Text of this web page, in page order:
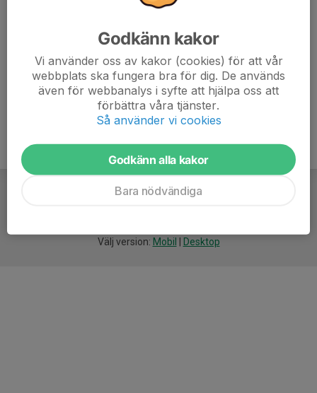
Välj version: Mobil Desktop
Godkänn kakor
Vi använder oss av kakor (cookies) för att vår
webbplats ska fungera bra för dig. De används
även för webbanalys i syfte att hjälpa oss att
förbättra våra tjänster.
Så använder vi cookies
Godkänn alla kakor
Bara nödvändiga